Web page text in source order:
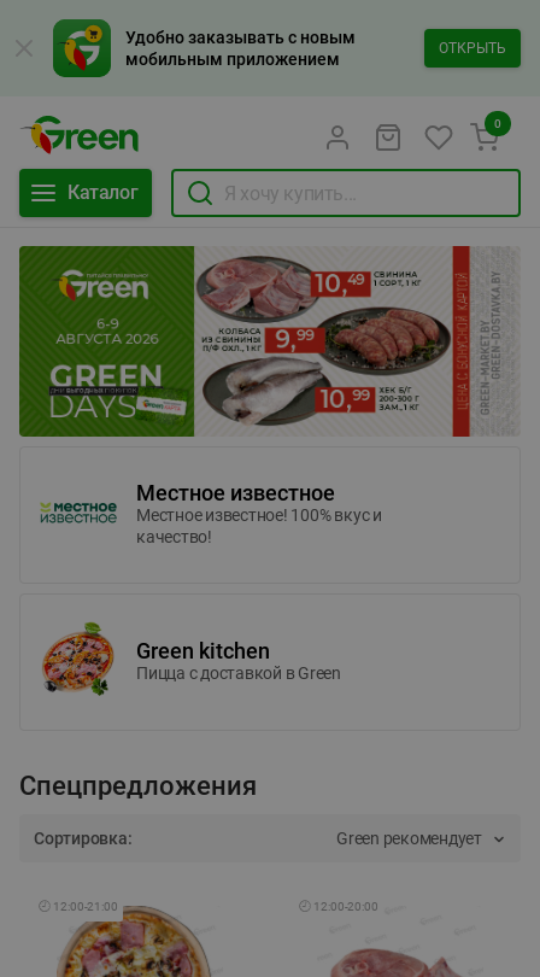
Удобно заказывать с новым
мобильным приложением
ОТКРЫТЬ
Каталог
0
Местное известное
Местное известное! 100% вкус и
качество!
Green kitchen
Пицца c доставкой в Green
Спецпредложения
Сортировка: Green рекомендует
🕘 12:00-21:00 🕘 12:00-20:00